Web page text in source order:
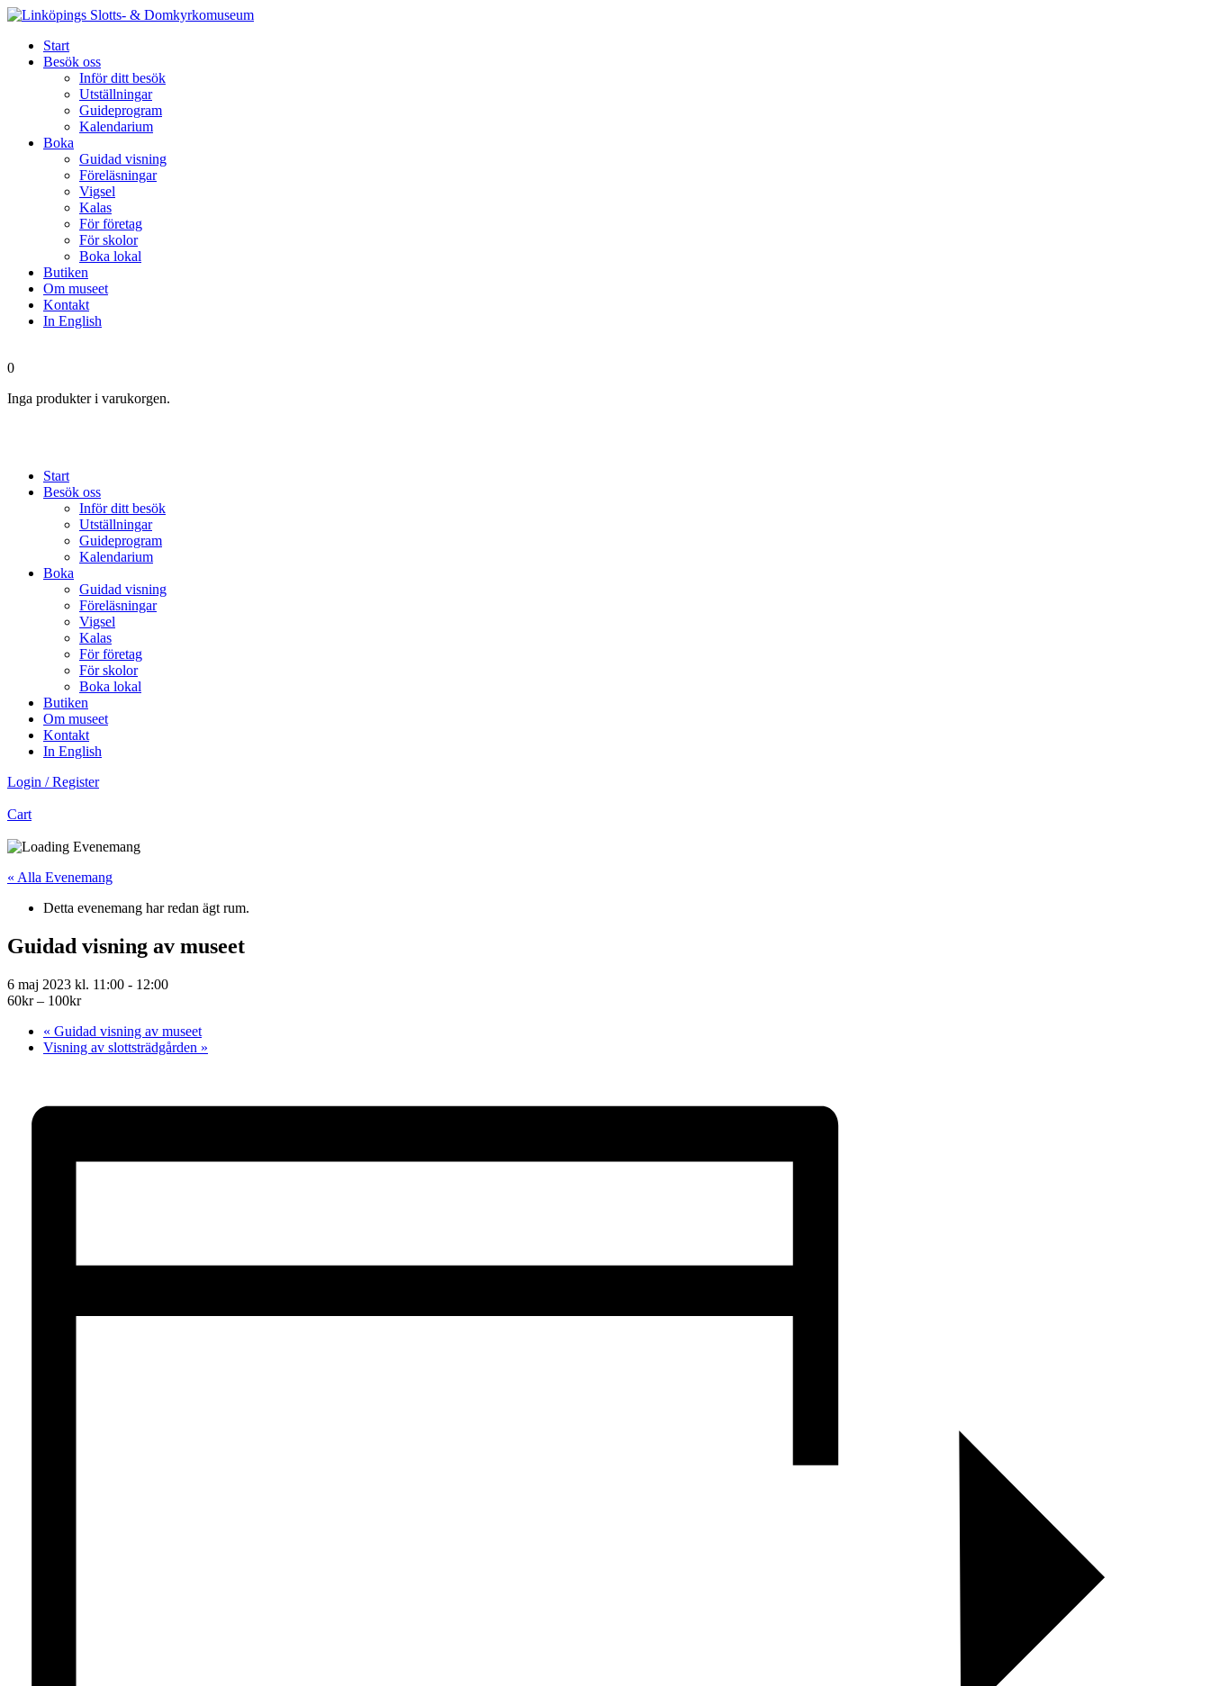
Start
Besök oss
Inför ditt besök
Utställningar
Guideprogram
Kalendarium
Boka
Guidad visning
Föreläsningar
Vigsel
Kalas
För företag
För skolor
Boka lokal
Butiken
Om museet
Kontakt
In English
0
Inga produkter i varukorgen.
Start
Besök oss
Inför ditt besök
Utställningar
Guideprogram
Kalendarium
Boka
Guidad visning
Föreläsningar
Vigsel
Kalas
För företag
För skolor
Boka lokal
Butiken
Om museet
Kontakt
In English
Login / Register
Cart
« Alla Evenemang
Detta evenemang har redan ägt rum.
Guidad visning av museet
6 maj 2023 kl. 11:00 - 12:00
60kr – 100kr
« Guidad visning av museet
Visning av slottsträdgården »